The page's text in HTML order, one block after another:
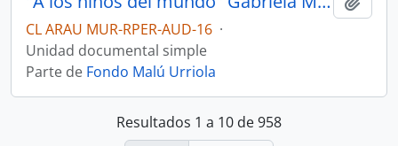
CL ARAU MUR-RPER-AUD-16 ·
Unidad documental simple
Parte de Fondo Malú Urriola
Resultados 1 a 10 de 958